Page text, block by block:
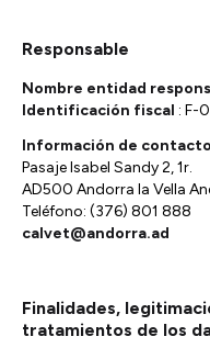
Responsable
Nombre entidad
Identificación fiscal : F-
Información de contacto
Pasaje Isabel Sandy 2, 1r.
AD500 Andorra la Vella
Teléfono: (376) 801 888
calvet@andorra.ad
Finalidades,
tratamientos de los